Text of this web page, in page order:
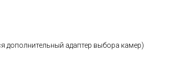
дополнительный адаптер выбора камер)